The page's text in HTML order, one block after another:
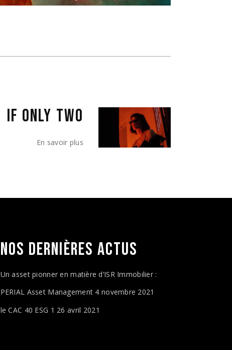
IF ONLY TWO
NOS DERNIÈRESACTUS
Un asset pionner en matière d’ISR Immobilier :
PERIAL Asset Management 4 novembre 2021
le CAC 40 ESG 1 26 avril 2021